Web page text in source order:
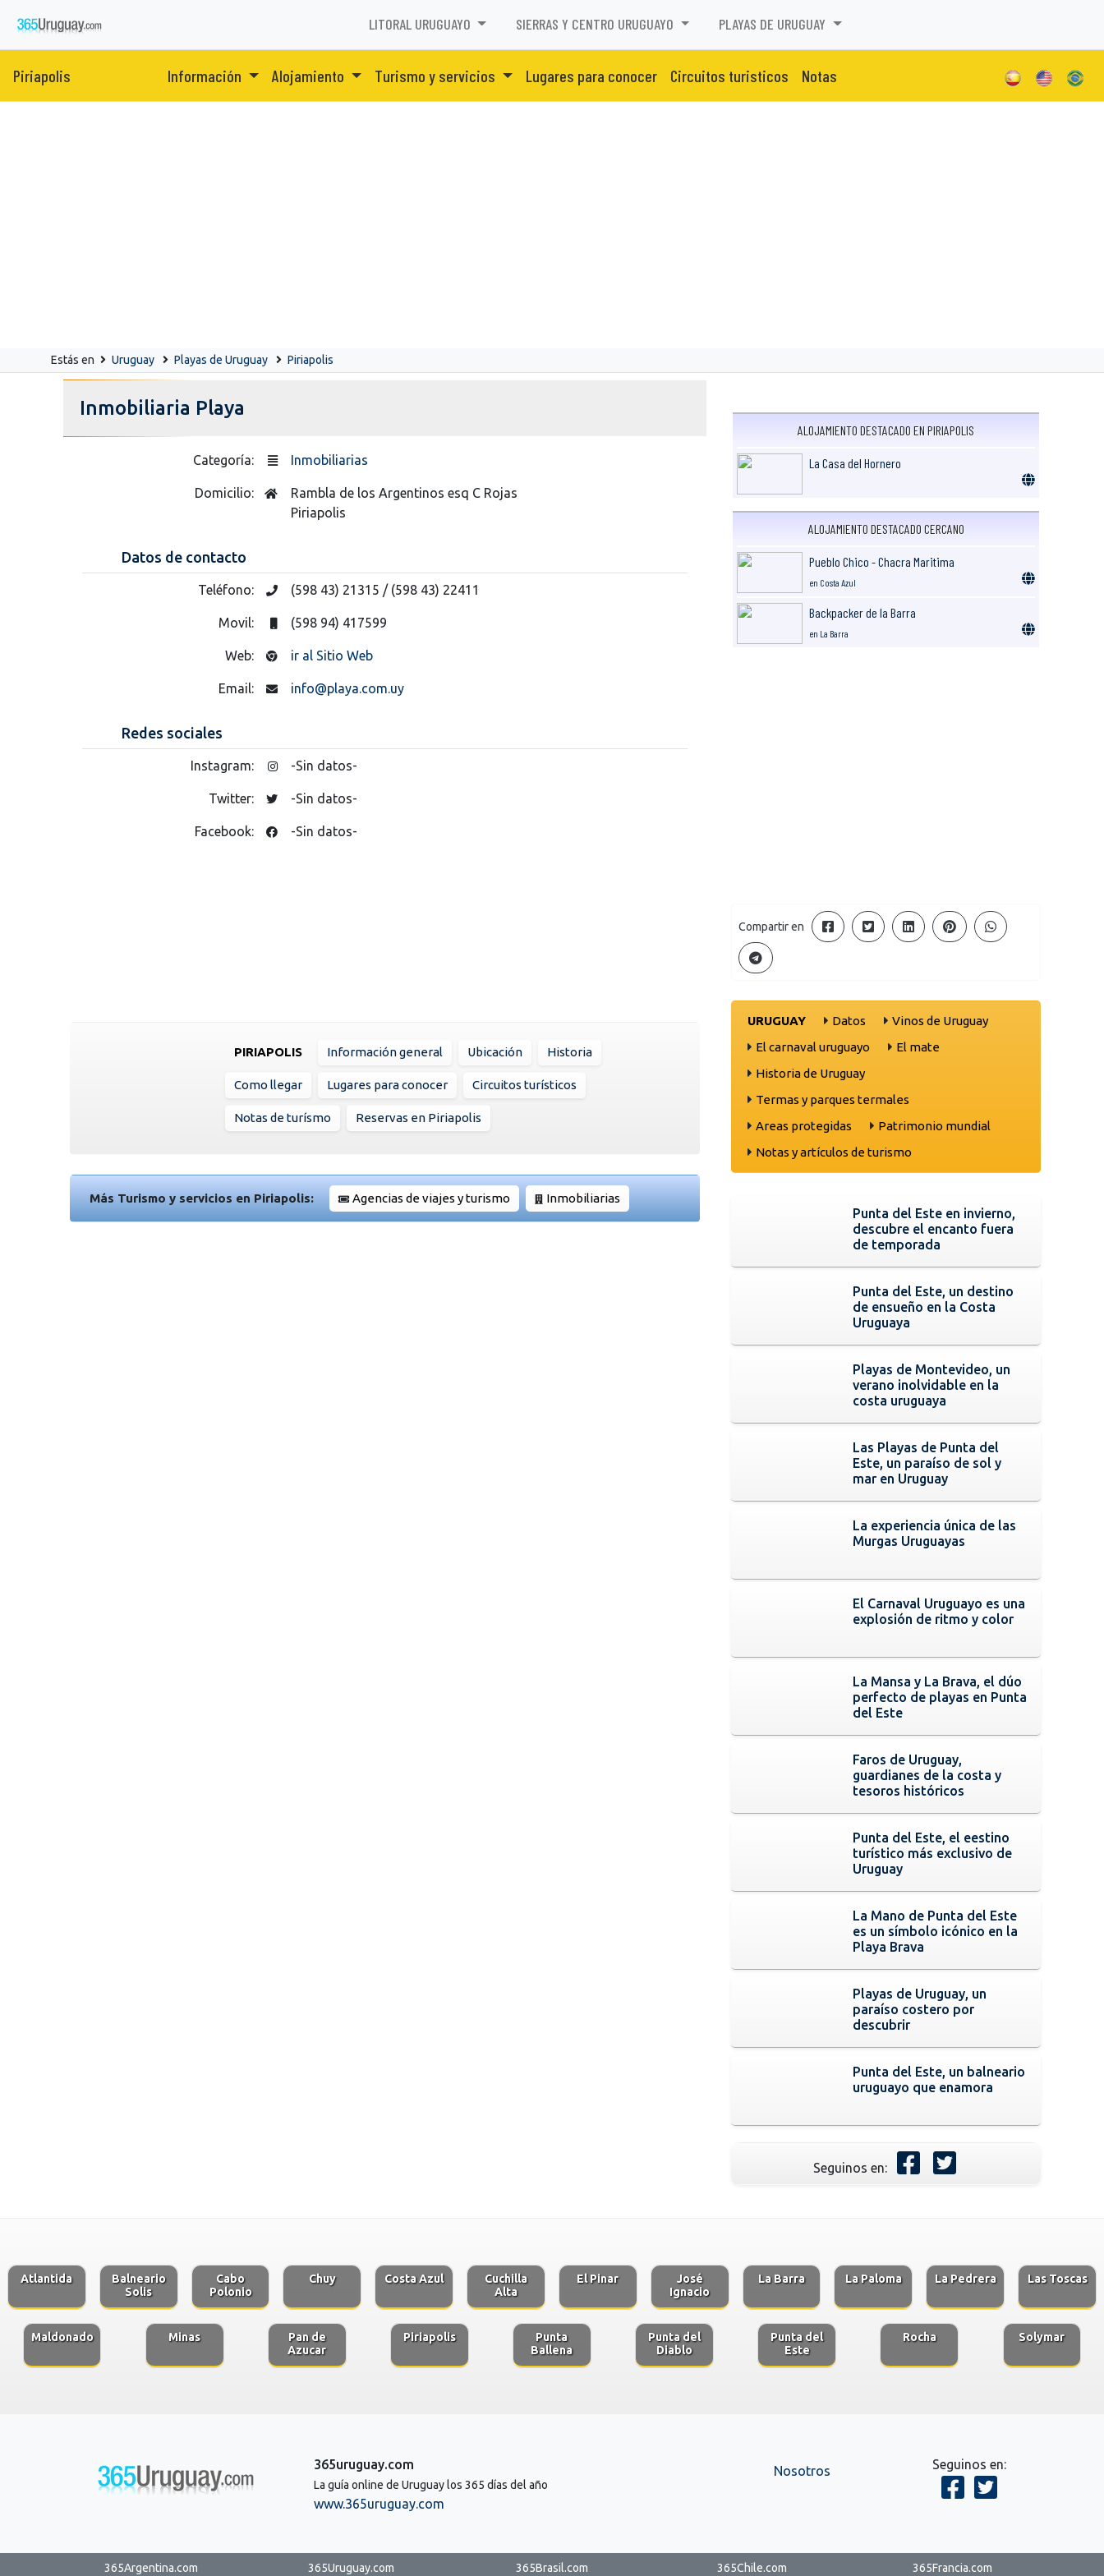
LITORAL URUGUAYO SIERRAS Y CENTRO URUGUAYO PLAYAS DE URUGUAY
Piriapolis Información Alojamiento Turismo y servicios Lugares para conocer Circuitos turisticos Notas
Estás en Uruguay Playas de Uruguay Piriapolis
Inmobiliaria Playa
Categoría: Inmobiliarias
Domicilio:
Rambla de los Argentinos esq C Rojas
Piriapolis
Datos de contacto
Teléfono: (598 43) 21315 / (598 43) 22411
Movil: (598 94) 417599
Web: ir al Sitio Web
Email: info@playa.com.uy
Redes sociales
Instagram: -Sin datos-
Twitter: -Sin datos-
Facebook: -Sin datos-
PIRIAPOLIS Información general Ubicación Historia
Como llegar Lugares para conocer Circuitos turísticos
Notas de turísmo Reservas en Piriapolis
Más Turismo y servicios en Piriapolis: Agencias de viajes y turismo Inmobiliarias
ALOJAMIENTO DESTACADO EN PIRIAPOLIS
La Casa del Hornero
ALOJAMIENTO DESTACADO CERCANO
Pueblo Chico - Chacra Maritima
en Costa Azul
Backpacker de la Barra
en La Barra
Compartir en
URUGUAY Datos
Vinos de Uruguay
El carnaval uruguayo
El mate
Historia de Uruguay
Termas y parques termales
Areas protegidas
Patrimonio mundial
Notas y artículos de turismo
Punta del Este en invierno,
descubre el encanto fuera
de temporada
Punta del Este, un destino
de ensueño en la Costa
Uruguaya
Playas de Montevideo, un
verano inolvidable en la
costa uruguaya
Las Playas de Punta del
Este, un paraíso de sol y
mar en Uruguay
La experiencia única de las
Murgas Uruguayas
El Carnaval Uruguayo es una
explosión de ritmo y color
La Mansa y La Brava, el dúo
perfecto de playas en Punta
del Este
Faros de Uruguay,
guardianes de la costa y
tesoros históricos
Punta del Este, el eestino
turístico más exclusivo de
Uruguay
La Mano de Punta del Este
es un símbolo icónico en la
Playa Brava
Playas de Uruguay, un
paraíso costero por
descubrir
Punta del Este, un balneario
uruguayo que enamora
Seguinos en:
Atlantida
Balneario
Solis
Cabo
Polonio
Chuy Costa Azul
Cuchilla
Alta
El Pinar
José
Ignacio
La Barra La Paloma La Pedrera Las Toscas
Maldonado Minas
Pan de
Azucar
Piriapolis
Punta
Ballena
Punta del
Diablo
Punta del
Este
Rocha Solymar
365uruguay.com
La guía online de Uruguay los 365 días del año
www.365uruguay.com
Nosotros Seguinos en:
365Argentina.com 365Uruguay.com 365Brasil.com 365Chile.com 365Francia.com